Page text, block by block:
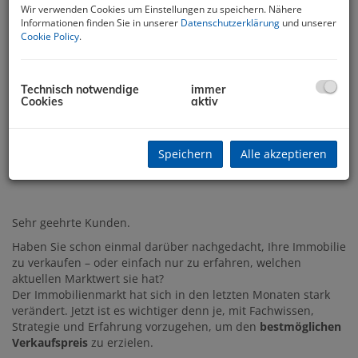
Sehr geehrte Kunden.
Haben Sie schon einmal darüber nachgedacht, Ihre Immobilie
zu verkaufen – oder einfach nur zu erfahren, welchen
aktuellen Marktwert sie hat?
Der Immobilienmarkt hat sich in den letzten Monaten stark
verändert. Jetzt ist es wichtiger denn je, mit Fachwissen,
Strategie und Erfahrung vorzugehen, um den bestmöglichen
Verkaufspreis zu erzielen.
Wir verwenden Cookies um Einstellungen zu speichern. Nähere
Informationen finden Sie in unserer Datenschutzerklärung und unserer
Cookie Policy.
Technisch notwendige
Cookies
immer
aktiv
Speichern Alle akzeptieren